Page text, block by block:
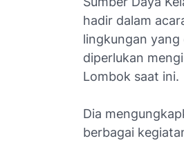
hadir dalam
lingkungan yang
diperlukan
Lombok saat ini.
Dia
berbagai